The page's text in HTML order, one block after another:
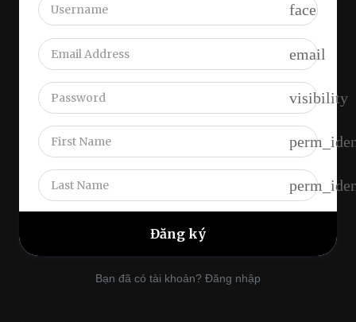
face
email
visibility
Bạn đã có tài khoản? Đăng nhập